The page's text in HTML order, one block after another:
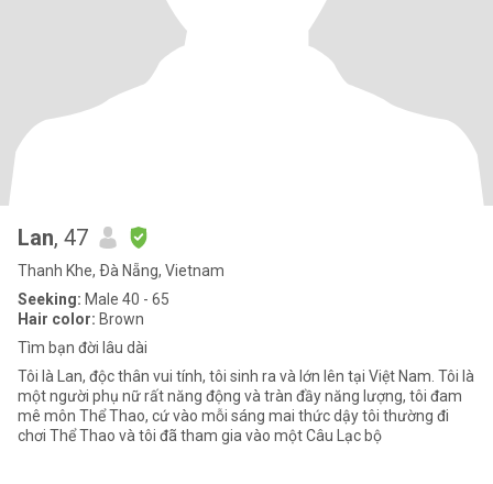
Lan, 47
Thanh Khe, Ðà Nẵng, Vietnam
Seeking: Male 40 - 65
Hair color: Brown
Tìm bạn đời lâu dài
Tôi là Lan, độc thân vui tính, tôi sinh ra và lớn lên tại Việt Nam. Tôi là
một người phụ nữ rất năng động và tràn đầy năng lượng, tôi đam
mê môn Thể Thao, cứ vào mỗi sáng mai thức dậy tôi thường đi
chơi Thể Thao và tôi đã tham gia vào một Câu Lạc bộ